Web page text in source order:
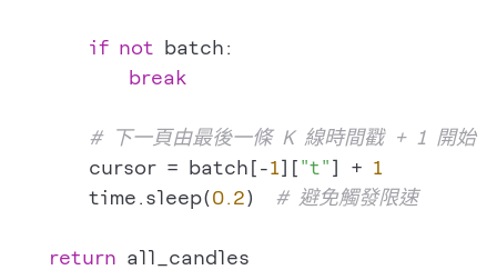
if not batch:
break
# 下一頁由最後一條 K 線時間戳 + 1 開始
        cursor = batch[-
1]["t"] + 1
        time.sleep(
0.2) # 避免觸發限速
return